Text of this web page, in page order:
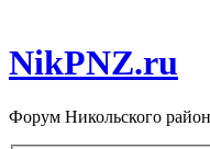
NikPNZ.ru
Форум Никольского